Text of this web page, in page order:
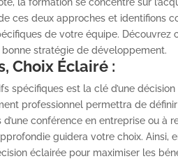
ces deux approches et identifions
de votre équipe.
stratégie de développement.
Choix Éclairé :
spécifiques est la clé d’une
professionnel permettra de
conférence en entreprise ou à
guidera votre choix.
éclairée pour maximiser les